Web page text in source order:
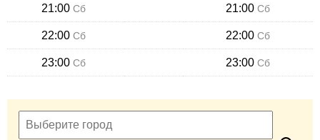
21:00 Сб 21:00 Сб
22:00 Сб 22:00 Сб
23:00 Сб 23:00 Сб